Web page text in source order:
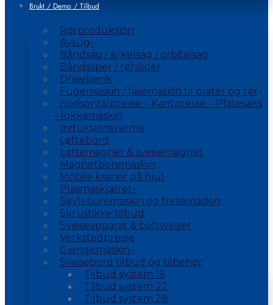
Brukt / Demo / Tilbud
Rørproduksjon
Avsug-
Båndsag / sirkelsag / orbitalsag
Båndsliper / rørsliper
Dreiebenk
Fugemaskin / fasemaskin til plater og rør
Horisontalpresse – Kantpresse – Platesaks
– lokkemaskin
Induksjonsvarme
Løftebord
Løftemagnet & sveisemagnet
Magnetboremaskin
Mobile kraner på hjul
Plasmaskjærer-
Søyleboremaskin og fresemaskin
Skrustikke tilbud
Sveiseapparat & boltsveiser
Verkstedpresse
Gjengemaskin-
Sveisebord tilbud og tilbehør
Tilbud system 16
Tilbud system 22
Tilbud system 28